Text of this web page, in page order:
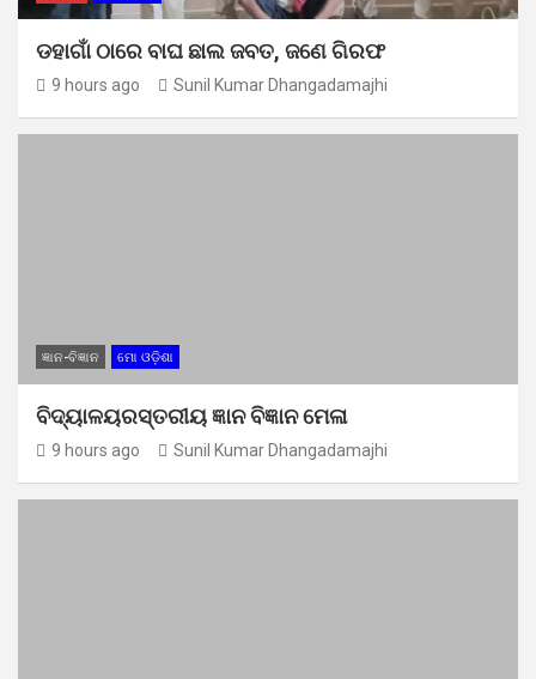
ଡହାଗାଁ ଠାରେ ବାଘ ଛାଲ ଜବତ, ଜଣେ ଗିରଫ
9 hours ago Sunil Kumar Dhangadamajhi
ଜ୍ଞାନ-ବିଜ୍ଞାନ ମୋ ଓଡ଼ିଶା
ବିଦ୍ୟାଳୟରସ୍ତରୀୟ ଜ୍ଞାନ ବିଜ୍ଞାନ ମେଳା
9 hours ago Sunil Kumar Dhangadamajhi